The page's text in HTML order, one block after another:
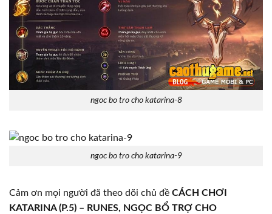
ngoc bo tro cho katarina-8
ngoc bo tro cho katarina-9
Cảm ơn mọi người đã theo dõi chủ đề CÁCH CHƠI
KATARINA (P.5) – RUNES, NGỌC BỔ TRỢ CHO